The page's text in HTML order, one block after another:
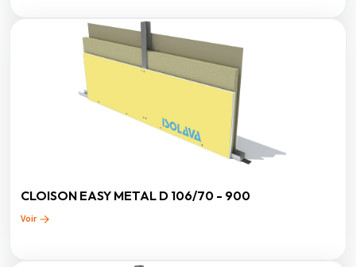
CLOISON EASY METAL D 106/70 - 900
Voir